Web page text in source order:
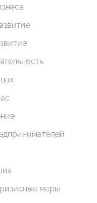
меры